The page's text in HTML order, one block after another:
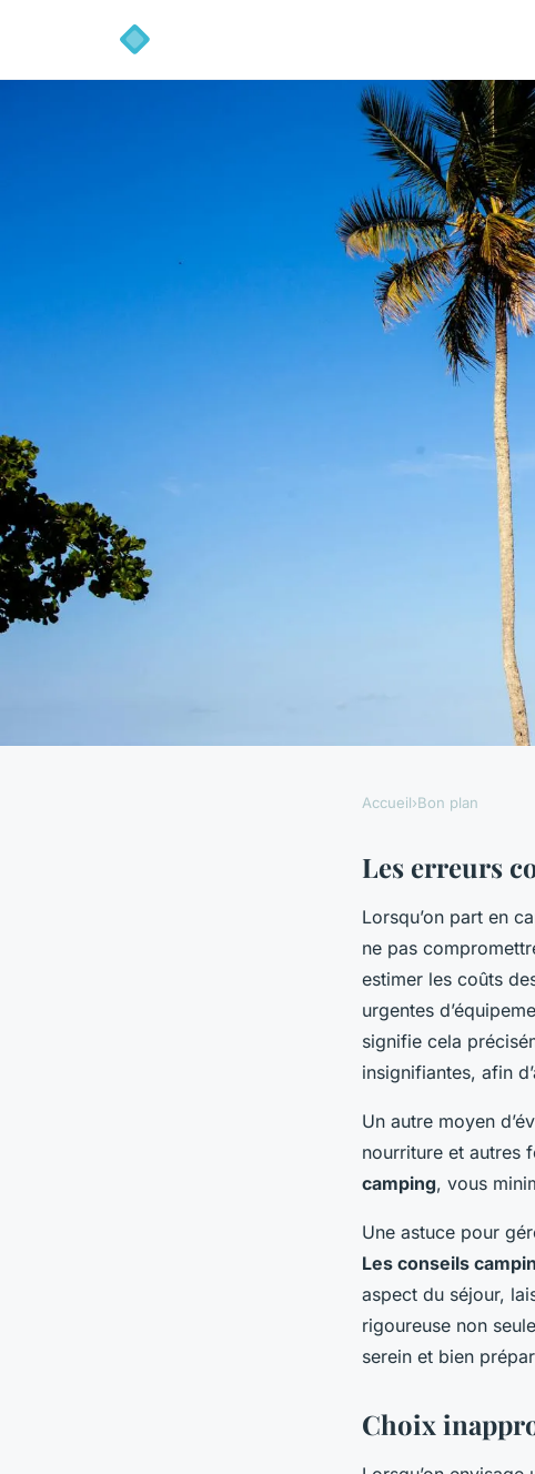
Les 5 erreurs à
Accueil›Bon plan
Les erreurs
Lorsqu’on part en
ne pas
estimer les coûts
urgentes
signifie cela
insignifiantes, afin
Un autre moyen
nourriture et autres
camping, vous
Une astuce pour
Les conseils
aspect du séjour,
rigoureuse non
serein et bien
Choix